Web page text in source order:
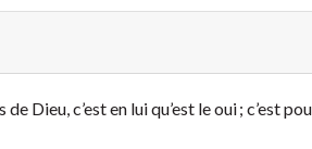
Dieu, c’est en lui qu’est le oui ; c’est